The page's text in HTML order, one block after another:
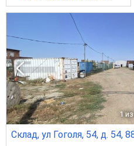
1
Склад, ул Гоголя, 54, д. 54,